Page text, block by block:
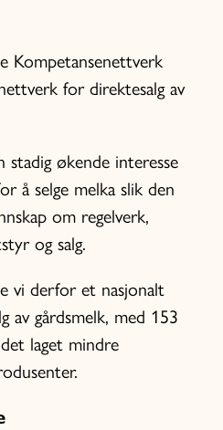
Kompetansenettverk
for direktesalg av
stadig økende interesse
å selge melka slik den
om regelverk,
og salg.
vi derfor et nasjonalt
av gårdsmelk, med 153
laget mindre